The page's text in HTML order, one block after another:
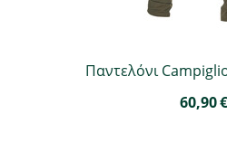
Παντελόνι
60,90€